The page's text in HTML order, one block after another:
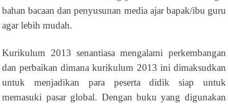
bahan bacaan dan penyusunan media ajar bapak/ibu guru
agar lebih mudah.
Kurikulum 2013 senantiasa mengalami perkembangan
dan perbaikan dimana kurikulum 2013 ini dimaksudkan
untuk menjadikan para peserta didik siap untuk
memasuki pasar global. Dengan buku yang digunakan